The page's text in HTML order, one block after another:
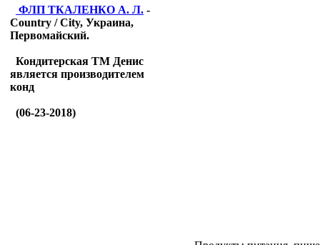
ФЛП ТКАЛЕНКО А. Л. -
Country / City, Украина,
Первомайский.
Кондитерская ТМ Денис
является производителем
конд
(06-23-2018)